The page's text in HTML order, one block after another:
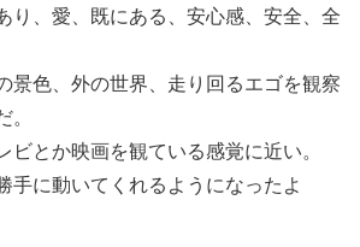
り、愛、既にある、安心感、安全、全
景色、外の世界、走り回るエゴを観察
ビとか映画を観ている感覚に近い。
手に動いてくれるようになったよ